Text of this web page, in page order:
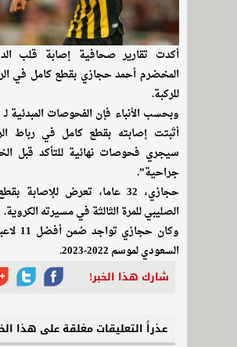
أكدت تقارير صحافية إصابة قلب
المخضرم أحمد حجازي بقطع كامل في
للركبة.
وبحسب الأنباء فإن الفحوصات المبدئية
أثبتت إصابته بقطع كامل في رباط
سيجري فحوصات نهائية للتأكد قبل
جراحية”.
حجازي، 32 عاما، تعرض للإصابة
الصليبي للمرة الثالثة في مسيرته الكروية.
وكان
السعودي لموسم 2022-2023.
شارك هذا الخبر!
عذراً التعليقات مغلقة على هذا